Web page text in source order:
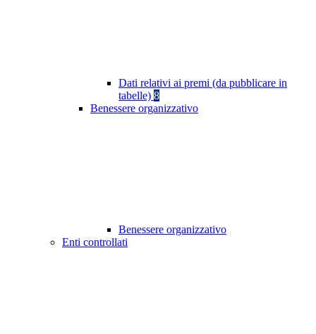
Dati relativi ai premi (da pubblicare in
tabelle) 8
Benessere organizzativo
Benessere organizzativo
Enti controllati